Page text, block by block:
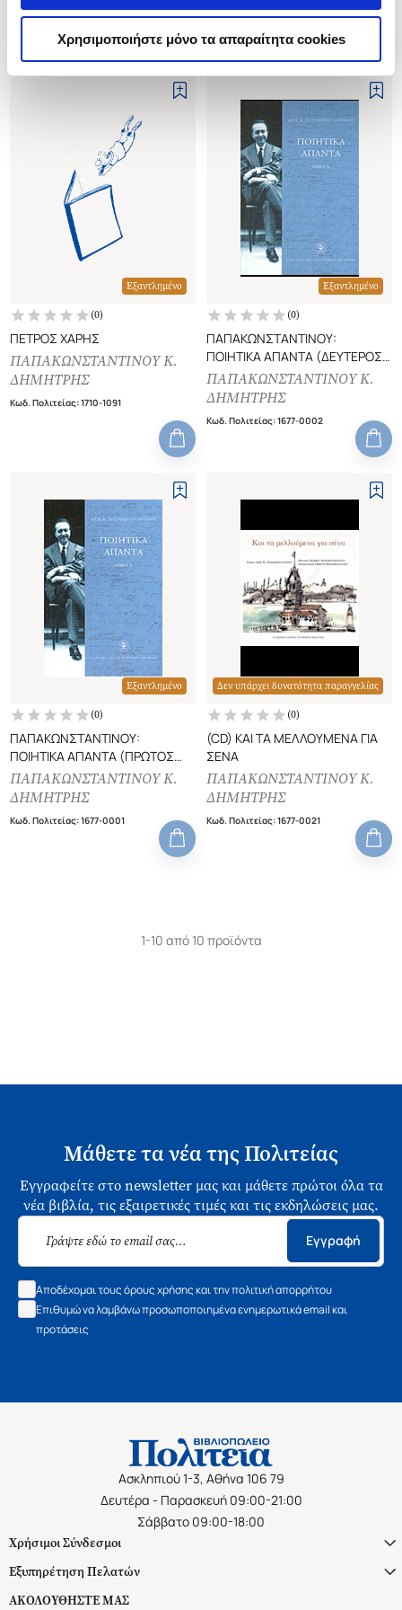
Χρησιμοποιήστε μόνο τα απαραίτητα cookies
Εξαντλημένο
(0)
ΠΕΤΡΟΣ ΧΑΡΗΣ
ΠΑΠΑΚΩΝΣΤΑΝΤΙΝΟΥ Κ.
ΔΗΜΗΤΡΗΣ
Κωδ. Πολιτείας:1710-1091
Εξαντλημένο
(0)
ΠΑΠΑΚΩΝΣΤΑΝΤΙΝΟΥ:
ΠΟΙΗΤΙΚΑ ΑΠΑΝΤΑ (ΔΕΥΤΕΡΟΣ
ΤΟΜΟΣ)
ΠΑΠΑΚΩΝΣΤΑΝΤΙΝΟΥ Κ.
ΔΗΜΗΤΡΗΣ
Κωδ. Πολιτείας:1677-0002
Εξαντλημένο
(0)
ΠΑΠΑΚΩΝΣΤΑΝΤΙΝΟΥ:
ΠΟΙΗΤΙΚΑ ΑΠΑΝΤΑ (ΠΡΩΤΟΣ
ΤΟΜΟΣ)
ΠΑΠΑΚΩΝΣΤΑΝΤΙΝΟΥ Κ.
ΔΗΜΗΤΡΗΣ
Κωδ. Πολιτείας:1677-0001
Δεν υπάρχει δυνατότητα παραγγελίας
(0)
(CD) ΚΑΙ ΤΑ ΜΕΛΛΟΥΜΕΝΑ ΓΙΑ
ΣΕΝΑ
ΠΑΠΑΚΩΝΣΤΑΝΤΙΝΟΥ Κ.
ΔΗΜΗΤΡΗΣ
Κωδ. Πολιτείας:1677-0021
1-10 από 10 προϊόντα
Μάθετε τα νέα της Πολιτείας
Εγγραφείτε στο newsletter μας και μάθετε πρώτοι όλα τα
νέα βιβλία, τις εξαιρετικές τιμές και τις εκδηλώσεις μας.
Εγγραφή
Αποδέχομαι τους όρους χρήσης και την πολιτική απορρήτου
Επιθυμώ να λαμβάνω προσωποποιημένα ενημερωτικά email και
προτάσεις
Ασκληπιού 1-3, Αθήνα 106 79
Δευτέρα - Παρασκευή 09:00-21:00
Σάββατο 09:00-18:00
Χρήσιμοι Σύνδεσμοι
Εξυπηρέτηση Πελατών
ΑΚΟΛΟΥΘΗΣΤΕ ΜΑΣ